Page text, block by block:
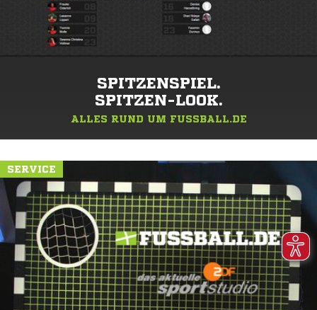
SPITZENSPIEL.
SPITZEN-LOOK.
ALLES RUND UM FUSSBALL.DE
SERVICE